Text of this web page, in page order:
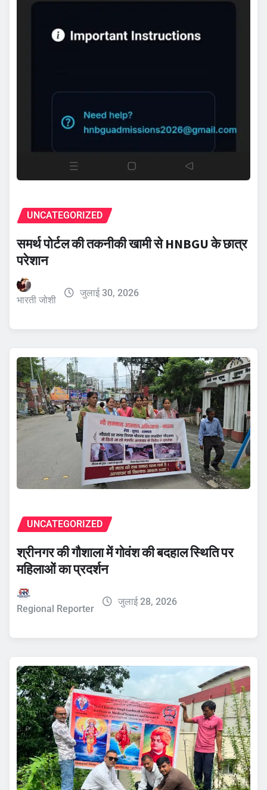
UNCATEGORIZED
समर्थ पोर्टल की तकनीकी खामी से HNBGU के छात्र
परेशान
भारती जोशी
जुलाई 30, 2026
UNCATEGORIZED
श्रीनगर की गौशाला में गोवंश की बदहाल स्थिति पर
महिलाओं का प्रदर्शन
Regional Reporter
जुलाई 28, 2026